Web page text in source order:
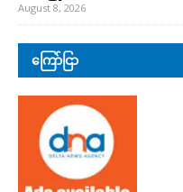
August 8, 2026
ကြော်ငြာ